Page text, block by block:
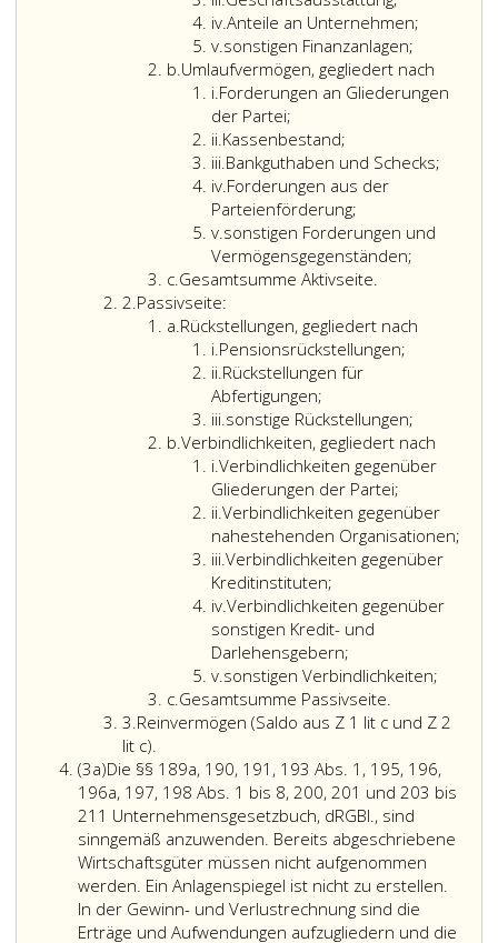
Gliederung
bereits
von
einem
Ziffer
2,
miterfasst
ist,
gilt
ihre
als
erfüllt.
erfolgen.
Darlehenshöhe,
Laufzeit
und
die
Vertragskonditionen
bekannt
zu
geben.
5
eine
Gegenüberstellung
der
Summe
der
Erträge
und
der
Summe
der
anzuführen,
wobei
diese
Summen
hinsichtlich
jeder
einzelnen
Bezirksorganisation
und
jeder
betroffenen
Statutarstadt
gesondert
auszuweisen
sind.
erfüllt,
überprüft
werden.
Der
dabei
8,
vorzugehen.
wird
von
politischen
Partei
jährlich
bestellt.
Bei
einer
zumindest
aufeinander
Jahre
betragen.
Die
bei
einer
Bestellung
iv.Sub-
Litera,
i,
v
Anteile an Unternehmen;
v.Litera
v
sonstigen Finanzanlagen;
b.Litera
Umlaufvermögen, gegliedert nach
i.Litera
i
Forderungen an Gliederungen
der Partei;
ii.Sub-
Litera,
i,
i
Kassenbestand;
iii.iii
Bankguthaben und Schecks;
iv.Sub-
Litera,
i,
v
Forderungen aus der
Parteienförderung;
v.Litera
v
sonstigen Forderungen und
Vermögensgegenständen;
c.Litera
c
Gesamtsumme Aktivseite.
2.Ziffer
Passivseite:
a.Litera
Rückstellungen, gegliedert nach
i.Litera
Pensionsrückstellungen;
ii.Sub-
Litera,
i,
i
Rückstellungen für
Abfertigungen;
iii.iii
sonstige Rückstellungen;
b.Litera
Verbindlichkeiten, gegliedert nach
i.Litera
i
Verbindlichkeiten gegenüber
Gliederungen der Partei;
ii.Sub-
Litera,
i,
i
Verbindlichkeiten gegenüber
nahestehenden Organisationen;
iii.iii
Verbindlichkeiten gegenüber
Kreditinstituten;
iv.Sub-
Litera,
i,
v
Verbindlichkeiten gegenüber
sonstigen Kredit- und
Darlehensgebern;
v.Litera
v
sonstigen Verbindlichkeiten;
c.Litera
c
Gesamtsumme Passivseite.
3.Ziffer
3
Reinvermögen (Saldo aus Z 1 lit c und Z 2
lit c).
(Saldo
aus
Ziffer
eins,
Litera
c
und
Ziffer
(3a)Absatz
3
a
Die §§ 189a, 190, 191, 193 Abs. 1, 195, 196,
196a, 197, 198 Abs. 1 bis 8, 200, 201 und 203 bis
211 Unternehmensgesetzbuch, dRGBl., sind
sinngemäß anzuwenden. Bereits abgeschriebene
Wirtschaftsgüter müssen nicht aufgenommen
werden. Ein Anlagenspiegel ist nicht zu erstellen.
In der Gewinn- und Verlustrechnung sind die
Erträge und Aufwendungen aufzugliedern und die